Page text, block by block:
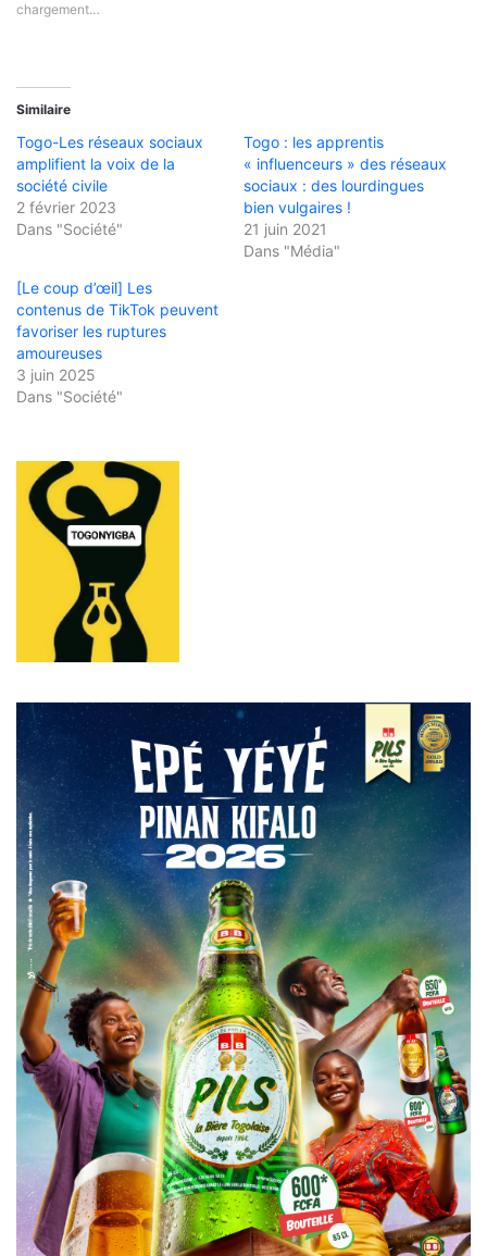
chargement…
Similaire
Togo-Les réseaux sociaux
amplifient la voix de la
société civile
2 février 2023
Dans "Société"
Togo : les apprentis
« influenceurs » des réseaux
sociaux : des lourdingues
bien vulgaires !
21 juin 2021
Dans "Média"
[Le coup d’œil] Les
contenus de TikTok peuvent
favoriser les ruptures
amoureuses
3 juin 2025
Dans "Société"